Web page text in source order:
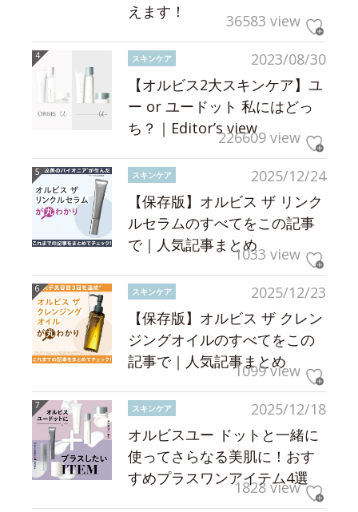
えます！
36583 view
2023/08/30
スキンケア
【オルビス2大スキンケア】ユ
ー or ユードット 私にはどっ
ち？｜Editor’s view226609 view
2025/12/24
スキンケア
【保存版】オルビス ザ リンク
ルセラムのすべてをこの記事
で｜人気記事まとめ1033 view
2025/12/23
スキンケア
【保存版】オルビス ザ クレン
ジングオイルのすべてをこの
記事で｜人気記事まとめ
1099 view
2025/12/18
スキンケア
オルビスユー ドットと一緒に
使ってさらなる美肌に！おす
すめプラスワンアイテム4選
1828 view